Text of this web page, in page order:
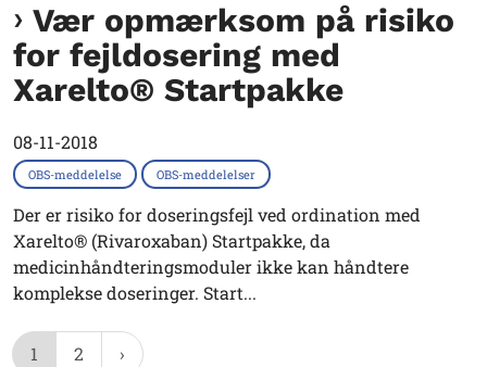
Vær opmærksom på risiko
for fejldosering med
Xarelto® Startpakke
08-11-2018
OBS-meddelelse OBS-meddelelser
Der er risiko for doseringsfejl ved ordination med
Xarelto® (Rivaroxaban) Startpakke, da
medicinhåndteringsmoduler ikke kan håndtere
komplekse doseringer. Start...
1 2